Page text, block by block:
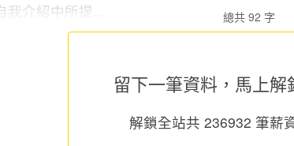
我介紹中所提... 總共 92 字
留下一筆資料，馬上解
解鎖全站共 236932 筆薪